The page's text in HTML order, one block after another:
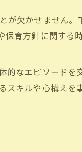
が欠かせません。
育方針に関する
的なエピソードを
スキルや心構えを